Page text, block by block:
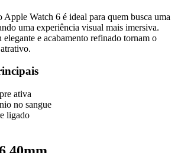
Watch 6 é ideal para quem busca uma
uma experiência visual mais imersiva.
elegante e acabamento refinado tornam o
ativa
no sangue
ligado